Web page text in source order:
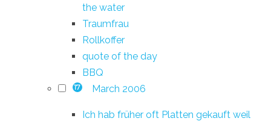
the water
Traumfrau
Rollkoffer
quote of the day
BBQ
17 March 2006
Ich hab früher oft Platten gekauft weil